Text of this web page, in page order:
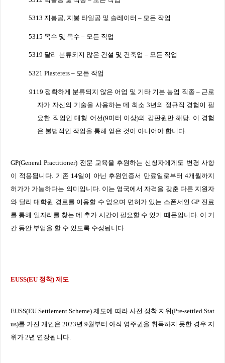
5313 지붕공, 지붕 타일공 및 슬레이터 – 모든 작업
5315 목수 및 목수 – 모든 직업
5319 달리 분류되지 않은 건설 및 건축업 – 모든 직업
5321 Plasterers – 모든 작업
9119 정확하게 분류되지 않은 어업 및 기타 기본 농업 직종 – 근로
자가 자신의 기술을 사용하는 데 최소 3년의 정규직 경험이 필
요한 직업인 대형 어선(9미터 이상)의 갑판원만 해당 이 경험
은 불법적인 작업을 통해 얻은 것이 아니어야 합니다
GP(General Practitioner) 전문 교육을 후원하는 신청자에게도 변경 사항
이 적용됩니다. 기존 14일이 아닌 후원인증서 만료일로부터 4개월까지
허가가 가능하다는 의미입니다. 이는 영국에서 자격을 갖춘 다른 지원자
와 달리 대학원 경로를 이용할 수 없으며 면허가 있는 스폰서인 GP 진료
를 통해 일자리를 찾는 데 추가 시간이 필요할 수 있기 때문입니다. 이 기
간 동안 부업을 할 수 있도록 수정됩니다.
EUSS(EU 정착) 제도
EUSS(EU Settlement Scheme)제도에 따라 사전 정착 지위(Pre-settled Stat
us)를 가진 개인은 2023년 9월부터 아직 영주권을 취득하지 못한 경우 지
위가 2년 연장됩니다.